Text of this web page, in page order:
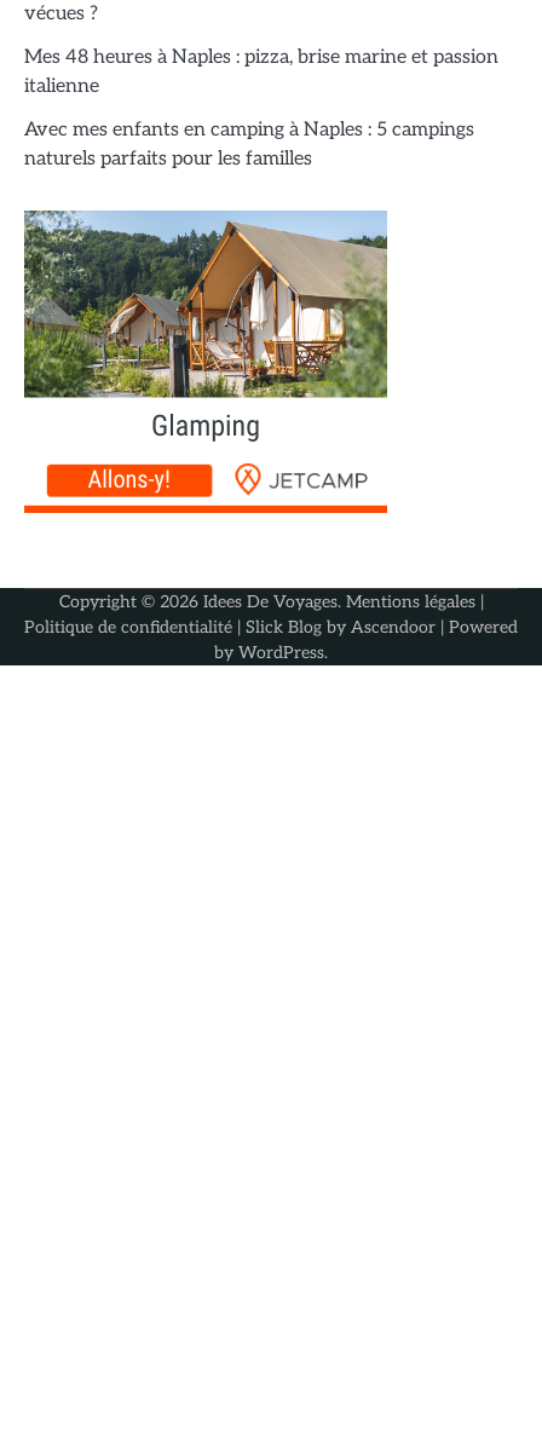
vécues ?
Mes 48 heures à Naples : pizza, brise marine et passion
italienne
Avec mes enfants en camping à Naples : 5 campings
naturels parfaits pour les familles
Copyright © 2026 Idees De Voyages. Mentions légales|
Politique de confidentialité | Slick Blog by Ascendoor | Powered
by WordPress.